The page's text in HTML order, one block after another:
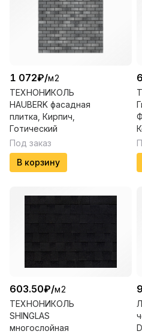
1 072₽/м2
ТЕХНОНИКОЛЬ
HAUBERK фасадная
плитка, Кирпич,
Готический
Под заказ
В корзину
603.50₽/м2
ТЕХНОНИКОЛЬ
SHINGLAS
многослойная